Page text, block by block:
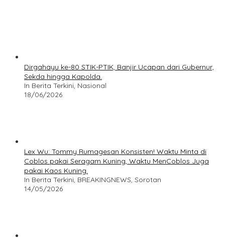
Dirgahayu ke-80 STIK-PTIK, Banjir Ucapan dari Gubernur,
Sekda hingga Kapolda.
In Berita Terkini, Nasional
18/06/2026
Lex Wu: Tommy Rumagesan Konsisten! Waktu Minta di
Coblos pakai Seragam Kuning, Waktu MenCoblos Juga
pakai Kaos Kuning.
In Berita Terkini, BREAKINGNEWS, Sorotan
14/05/2026